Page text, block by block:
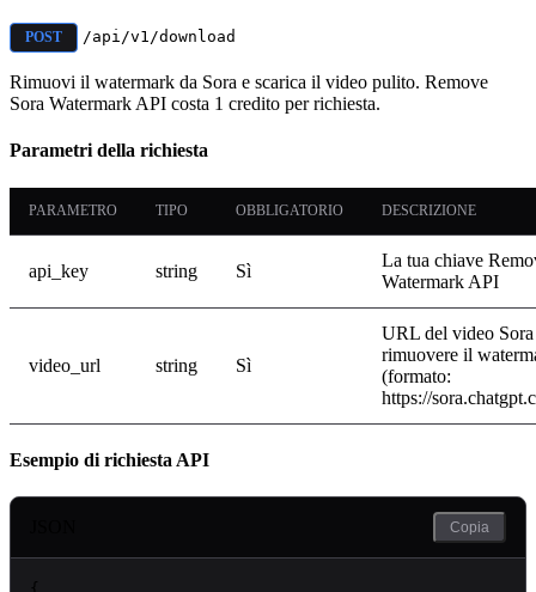
POST /api/v1/download
Rimuovi il watermark da Sora e scarica il video pulito. Remove
Sora Watermark API costa 1 credito per richiesta.
Parametri della richiesta
PARAMETRO TIPO OBBLIGATORIO DESCRIZIONE
api_key string Sì
La tua chiave
Watermark API
video_url string Sì
URL del video
rimuovere il
(formato:
https://
Esempio di richiesta API
Copia